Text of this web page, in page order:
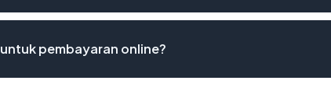
pembayaran online?